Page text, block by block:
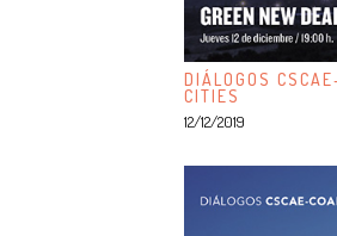
DIÁLOGOS
CITIES
12/12/2019